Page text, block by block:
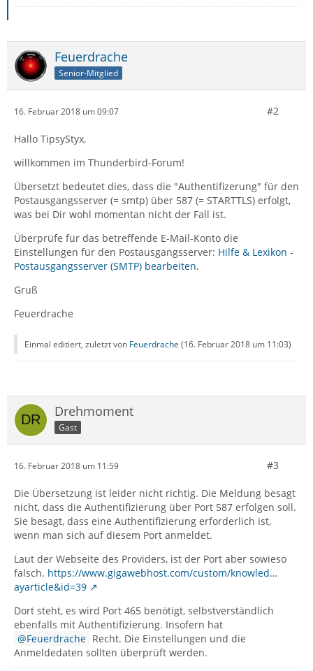
Feuerdrache
Senior-Mitglied
16. Februar 2018 um 09:07 #2
Hallo TipsyStyx,
willkommen im Thunderbird-Forum!
Übersetzt bedeutet dies, dass die "Authentifizerung" für den
Postausgangsserver (= smtp) über 587 (= STARTTLS) erfolgt,
was bei Dir wohl momentan nicht der Fall ist.
Überprüfe für das betreffende E-Mail-Konto die
Einstellungen für den Postausgangsserver: Hilfe & Lexikon -
Postausgangsserver (SMTP) bearbeiten.
Gruß
Feuerdrache
Einmal editiert, zuletzt von Feuerdrache (16. Februar 2018 um 11:03)
Drehmoment
Gast
16. Februar 2018 um 11:59 #3
Die Übersetzung ist leider nicht richtig. Die Meldung besagt
nicht, dass die Authentifizierung über Port 587 erfolgen soll.
Sie besagt, dass eine Authentifizierung erforderlich ist,
wenn man sich auf diesem Port anmeldet.
Laut der Webseite des Providers, ist der Port aber sowieso
falsch. https://www.gigawebhost.com/custom/knowled…
ayarticle&id=39
Dort steht, es wird Port 465 benötigt, selbstverständlich
ebenfalls mit Authentifizierung. Insofern hat
Feuerdrache Recht. Die Einstellungen und die
Anmeldedaten sollten überprüft werden.